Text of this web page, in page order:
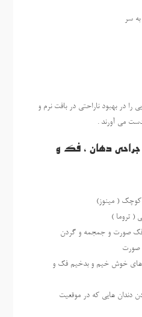
سر
در بهبود ناراحتی در بافت نرم و
می آورند .
جراحی دهان ، فک و
( مینوز)
( تروما )
فک صورت و جمجمه و گردن
صورت
های خوش خیم و بدخیم فک و
دندان هایی که در موقعیت